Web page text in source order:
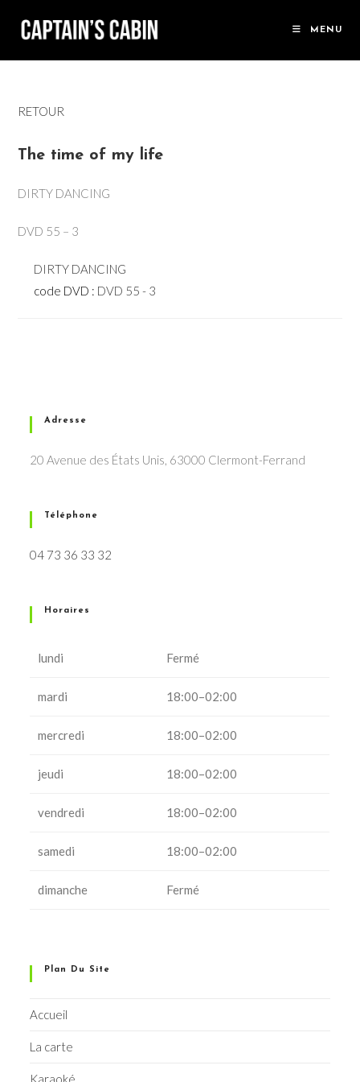
MENU
RETOUR
The time of my life
DIRTY DANCING
DVD 55 – 3
DIRTY DANCING
code DVD : DVD 55 - 3
Adresse
20 Avenue des États Unis, 63000 Clermont-Ferrand
Téléphone
04 73 36 33 32
Horaires
lundi Fermé
mardi 18:00–02:00
mercredi 18:00–02:00
jeudi 18:00–02:00
vendredi 18:00–02:00
samedi 18:00–02:00
dimanche Fermé
Plan Du Site
Accueil
La carte
Karaoké